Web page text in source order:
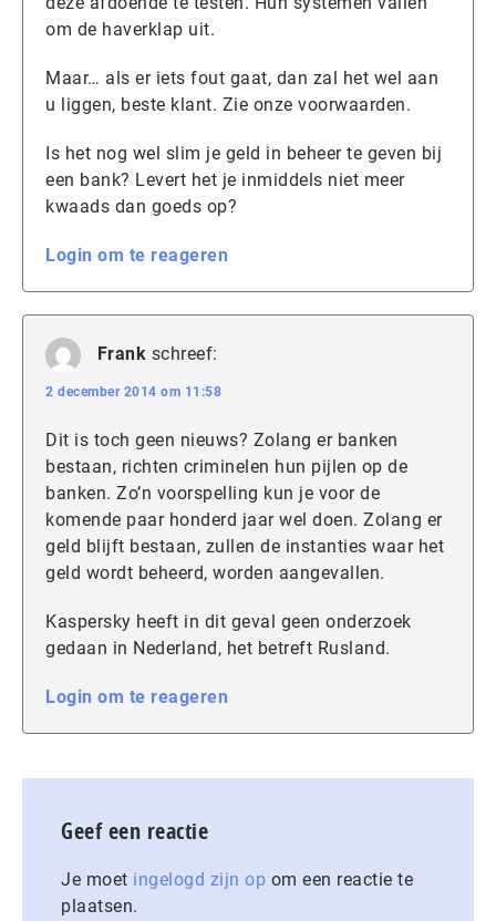
om de haverklap uit.
Maar… als er iets fout gaat, dan zal het wel aan
u liggen, beste klant. Zie onze voorwaarden.
Is het nog wel slim je geld in beheer te geven bij
een bank? Levert het je inmiddels niet meer
kwaads dan goeds op?
Login om te reageren
Frank schreef:
2 december 2014 om 11:58
Dit is toch geen nieuws? Zolang er banken
bestaan, richten criminelen hun pijlen op de
banken. Zo’n voorspelling kun je voor de
komende paar honderd jaar wel doen. Zolang er
geld blijft bestaan, zullen de instanties waar het
geld wordt beheerd, worden aangevallen.
Kaspersky heeft in dit geval geen onderzoek
gedaan in Nederland, het betreft Rusland.
Login om te reageren
Geef een reactie
Je moet ingelogd zijn op om een reactie te
plaatsen.